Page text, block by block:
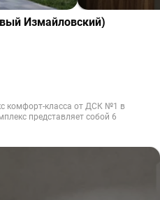
Измайловский)
комфорт-класса от ДСК №1 в
представляет собой 6